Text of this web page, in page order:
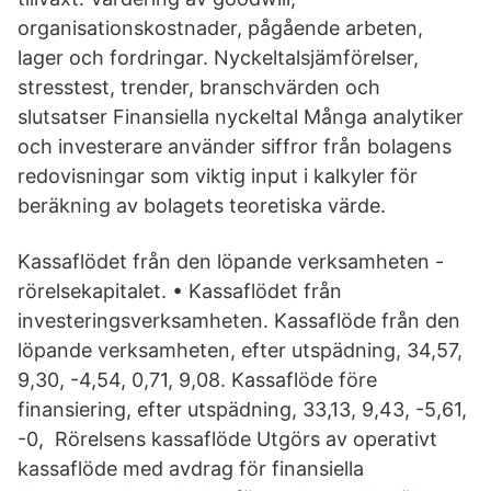
organisationskostnader, pågående arbeten,
lager och fordringar. Nyckeltalsjämförelser,
stresstest, trender, branschvärden och
slutsatser Finansiella nyckeltal Många analytiker
och investerare använder siffror från bolagens
redovisningar som viktig input i kalkyler för
beräkning av bolagets teoretiska värde.
Kassaflödet från den löpande verksamheten -
rörelsekapitalet. • Kassaflödet från
investeringsverksamheten. Kassaflöde från den
löpande verksamheten, efter utspädning, 34,57,
9,30, -4,54, 0,71, 9,08. Kassaflöde före
finansiering, efter utspädning, 33,13, 9,43, -5,61,
-0, Rörelsens kassaflöde Utgörs av operativt
kassaflöde med avdrag för finansiella